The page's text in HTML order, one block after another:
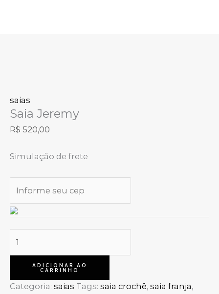
saias
Saia Jeremy
R$ 520,00
Simulação de frete
ADICIONAR AO
CARRINHO
Categoria: saias Tags: saia crochê, saia franja,